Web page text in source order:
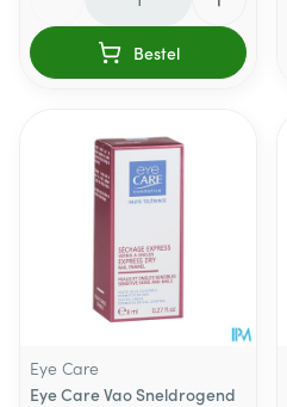
Bestel
Eye Care
Eye Care Vao Sneldrogend